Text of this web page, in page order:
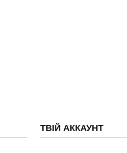
ТВІЙ АККАУНТ